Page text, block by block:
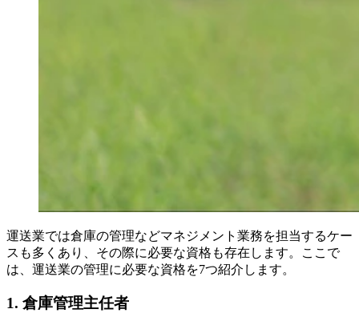
運送業では倉庫の管理などマネジメント業務を担当するケー
スも多くあり、その際に必要な資格も存在します。ここで
は、運送業の管理に必要な資格を7つ紹介します。
1. 倉庫管理主任者